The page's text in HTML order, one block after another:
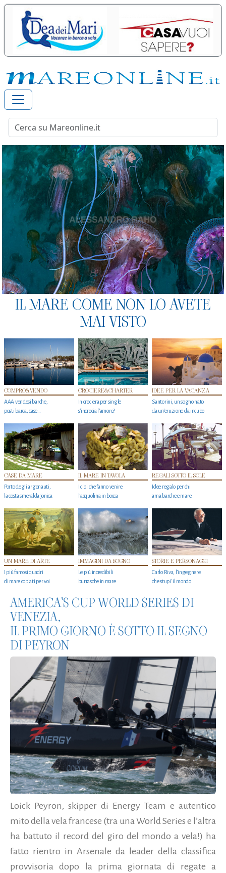
IL MARE COME NON LO AVETE
MAI VISTO
COMPRO&VENDO
AAA vendesi barche,
posti barca, case…
CROCIERE&CHARTER
In crociera per single
s'incrocia l’amore?
IDEE PER LA VACANZA
Santorini, un sogno nato
da un’eruzione da incubo
CASE DA MARE
Porto degli argonauti,
la costa smeralda jonica
IL MARE IN TAVOLA
I cibi che fanno venire
l’acquolina in bocca
REGALI SOTTO IL SOLE
Idee regalo per chi
ama barche e mare
UN MARE DI ARTE
I più famosi quadri
di mare copiati per voi
IMMAGINI DA SOGNO
Le più incredibili
burrasche in mare
STORIE E PERSONAGGI
Carlo Riva, l’ingegnere
che stupi' il mondo
AMERICA'S CUP WORLD SERIES DI
VENEZIA,
IL PRIMO GIORNO È SOTTO IL SEGNO
DI PEYRON
Loick Peyron, skipper di Energy Team e autentico
mito della vela francese (tra una World Series e l’altra
ha battuto il record del giro del mondo a vela!) ha
fatto rientro in Arsenale da leader della classifica
provvisoria dopo la prima giornata di regate a